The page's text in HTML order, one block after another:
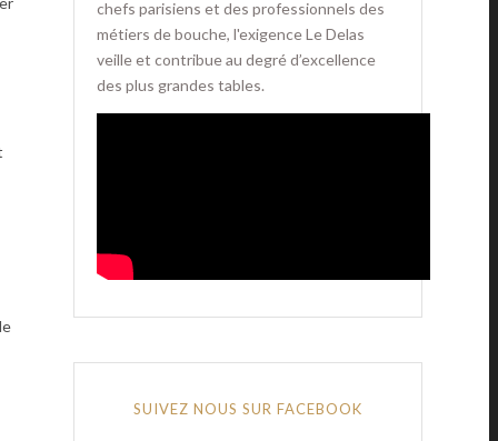
chefs parisiens et des professionnels des
métiers de bouche, l'exigence Le Delas
veille et contribue au degré d’excellence
des plus grandes tables.
SUIVEZ NOUS SUR FACEBOOK